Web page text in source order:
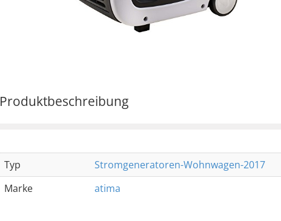
Produktbeschreibung
Typ
Stromgeneratoren-Wohnwagen-2017
Marke
atima